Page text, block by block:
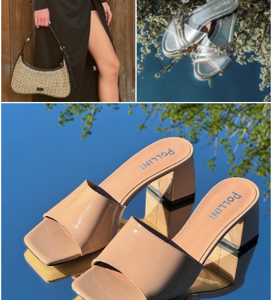
The most-wanted mules and sandals are now on sale. ...